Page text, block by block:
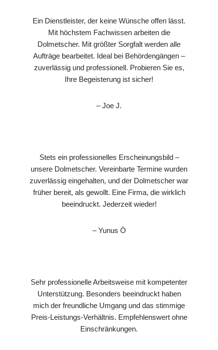
Ein Dienstleister, der keine Wünsche offen lässt.
Mit höchstem Fachwissen arbeiten die
Dolmetscher. Mit größter Sorgfalt werden alle
Aufträge bearbeitet. Ideal bei Behördengängen –
zuverlässig und professionell. Probieren Sie es,
Ihre Begeisterung ist sicher!
– Joe J.
Stets ein professionelles Erscheinungsbild –
unsere Dolmetscher. Vereinbarte Termine wurden
zuverlässig eingehalten, und der Dolmetscher war
früher bereit, als gewollt. Eine Firma, die wirklich
beeindruckt. Jederzeit wieder!
– Yunus Ö
Sehr professionelle Arbeitsweise mit kompetenter
Unterstützung. Besonders beeindruckt haben
mich der freundliche Umgang und das stimmige
Preis-Leistungs-Verhältnis. Empfehlenswert ohne
Einschränkungen.